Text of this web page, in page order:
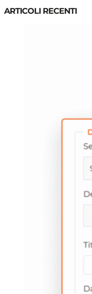
ARTICOLI RECENTI